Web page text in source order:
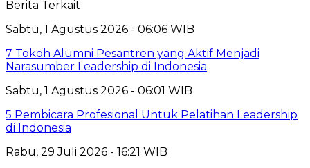
Berita Terkait
Sabtu, 1 Agustus 2026 - 06:06 WIB
7 Tokoh Alumni Pesantren yang Aktif Menjadi
Narasumber Leadership di Indonesia
Sabtu, 1 Agustus 2026 - 06:01 WIB
5 Pembicara Profesional Untuk Pelatihan Leadership
di Indonesia
Rabu, 29 Juli 2026 - 16:21 WIB